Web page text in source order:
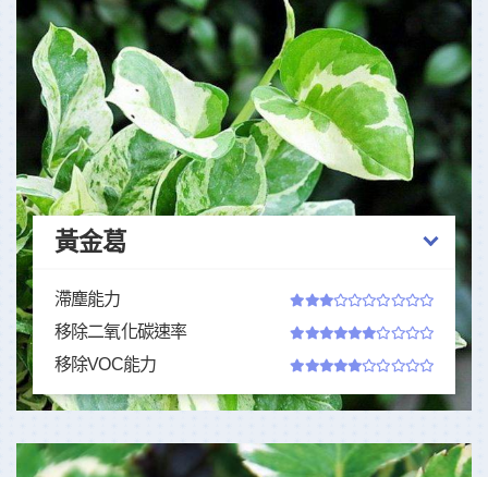
黃金葛
滯塵能力
移除二氧化碳速率
移除VOC能力